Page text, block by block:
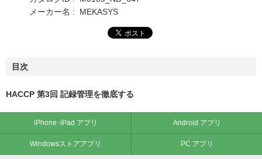
メーカー名 : MEKASYS
目次
HACCP 第3回 記録管理を徹底する
iPhone･iPad アプリ Android アプリ
Windowsストアアプリ PC アプリ